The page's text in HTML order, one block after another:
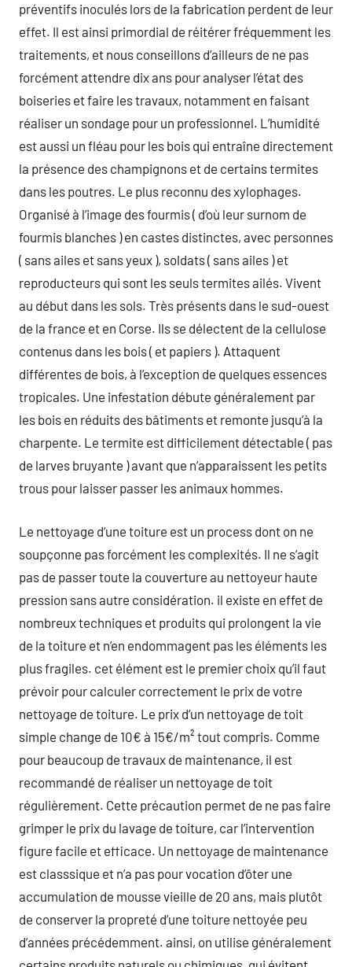
préventifs inoculés lors de la fabrication perdent de leur
effet. Il est ainsi primordial de réitérer fréquemment les
traitements, et nous conseillons d’ailleurs de ne pas
forcément attendre dix ans pour analyser l’état des
boiseries et faire les travaux, notamment en faisant
réaliser un sondage pour un professionnel. L’humidité
est aussi un fléau pour les bois qui entraîne directement
la présence des champignons et de certains termites
dans les poutres. Le plus reconnu des xylophages.
Organisé à l’image des fourmis ( d’où leur surnom de
fourmis blanches ) en castes distinctes, avec personnes
( sans ailes et sans yeux ), soldats ( sans ailes ) et
reproducteurs qui sont les seuls termites ailés. Vivent
au début dans les sols. Très présents dans le sud-ouest
de la france et en Corse. Ils se délectent de la cellulose
contenus dans les bois ( et papiers ). Attaquent
différentes de bois, à l’exception de quelques essences
tropicales. Une infestation débute généralement par
les bois en réduits des bâtiments et remonte jusqu’à la
charpente. Le termite est difficilement détectable ( pas
de larves bruyante ) avant que n’apparaissent les petits
trous pour laisser passer les animaux hommes.
Le nettoyage d’une toiture est un process dont on ne
soupçonne pas forcément les complexités. Il ne s’agit
pas de passer toute la couverture au nettoyeur haute
pression sans autre considération. il existe en effet de
nombreux techniques et produits qui prolongent la vie
de la toiture et n’en endommagent pas les éléments les
plus fragiles. cet élément est le premier choix qu’il faut
prévoir pour calculer correctement le prix de votre
nettoyage de toiture. Le prix d’un nettoyage de toit
simple change de 10€ à 15€/m² tout compris. Comme
pour beaucoup de travaux de maintenance, il est
recommandé de réaliser un nettoyage de toit
régulièrement. Cette précaution permet de ne pas faire
grimper le prix du lavage de toiture, car l’intervention
figure facile et efficace. Un nettoyage de maintenance
est classsique et n’a pas pour vocation d’ôter une
accumulation de mousse vieille de 20 ans, mais plutôt
de conserver la propreté d’une toiture nettoyée peu
d’années précédemment. ainsi, on utilise généralement